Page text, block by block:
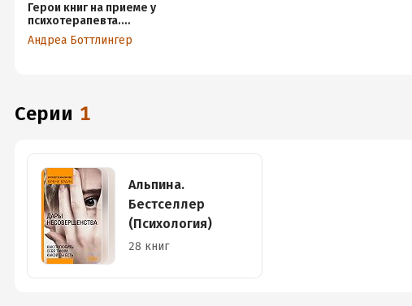
Герои книг на приеме у
психотерапевта.
Прогулки с врачом по
страницам литературных
Андреа Боттлингер
Серии 1
Альпина.
Бестселлер
(Психология)
28 книг